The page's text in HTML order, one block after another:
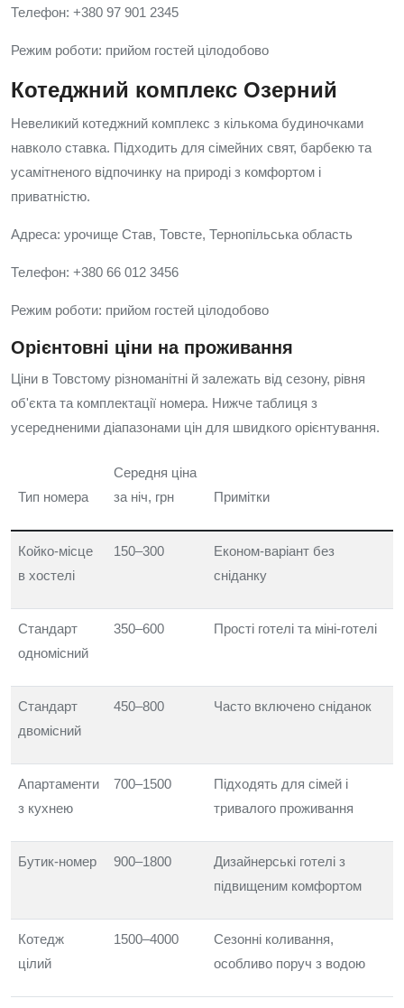
Телефон: +380 97 901 2345
Режим роботи: прийом гостей цілодобово
Котеджний комплекс Озерний
Невеликий котеджний комплекс з кількома будиночками
навколо ставка. Підходить для сімейних свят, барбекю та
усамітненого відпочинку на природі з комфортом і
приватністю.
Адреса: урочище Став, Товсте, Тернопільська область
Телефон: +380 66 012 3456
Режим роботи: прийом гостей цілодобово
Орієнтовні ціни на проживання
Ціни в Товстому різноманітні й залежать від сезону, рівня
об'єкта та комплектації номера. Нижче таблиця з
усередненими діапазонами цін для швидкого орієнтування.
Тип номера
Середня ціна
за ніч, грн
Примітки
Койко-місце
в хостелі
150–300
Економ-варіант без
сніданку
Стандарт
одномісний
350–600 Прості готелі та міні-готелі
Стандарт
двомісний
450–800 Часто включено сніданок
Апартаменти
з кухнею
700–1500
Підходять для сімей і
тривалого проживання
Бутик-номер 900–1800
Дизайнерські готелі з
підвищеним комфортом
Котедж
цілий
1500–4000
Сезонні коливання,
особливо поруч з водою